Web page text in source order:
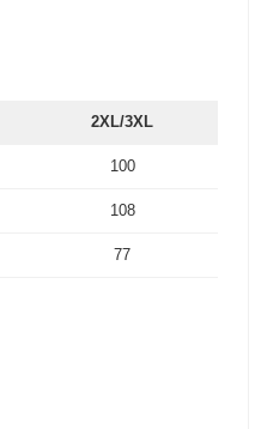
2XL/3XL
100
108
77